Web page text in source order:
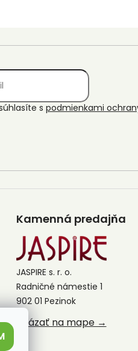
s podmienkami
Kamenná predajňa
JASPIRE s. r. o.
Radničné námestie 1
902 01 Pezinok
Ukázať na mape →